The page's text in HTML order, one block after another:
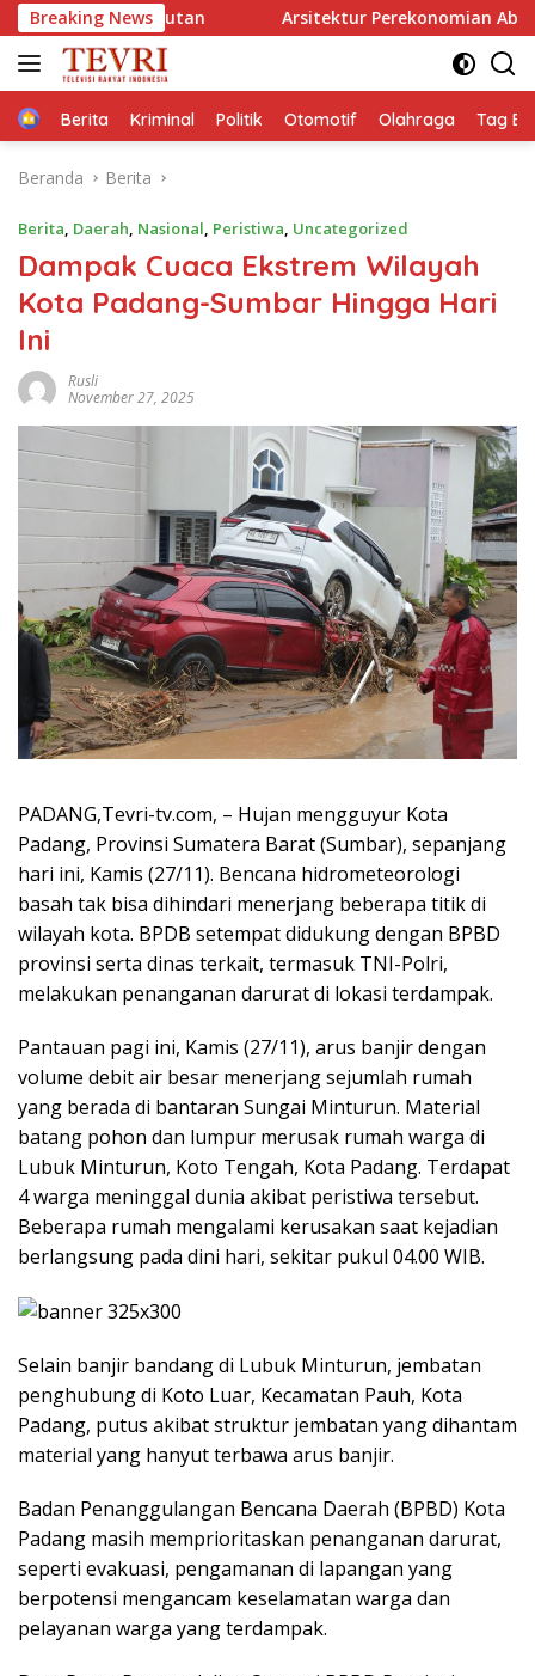
Langsung
ke
konten
Breaking NewsArsitektur Perekonomian Abad ke-21,
HomeBerita Kriminal Politik Otomotif Olahraga Tag
Beranda Berita
Berita, Daerah, Nasional, Peristiwa, Uncategorized
Dampak Cuaca Ekstrem Wilayah
Kota Padang-Sumbar Hingga Hari
Ini
Rusli
November 27, 2025
PADANG,Tevri-tv.com, – Hujan mengguyur Kota
Padang, Provinsi Sumatera Barat (Sumbar), sepanjang
hari ini, Kamis (27/11). Bencana hidrometeorologi
basah tak bisa dihindari menerjang beberapa titik di
wilayah kota. BPDB setempat didukung dengan BPBD
provinsi serta dinas terkait, termasuk TNI-Polri,
melakukan penanganan darurat di lokasi terdampak.
Pantauan pagi ini, Kamis (27/11), arus banjir dengan
volume debit air besar menerjang sejumlah rumah
yang berada di bantaran Sungai Minturun. Material
batang pohon dan lumpur merusak rumah warga di
Lubuk Minturun, Koto Tengah, Kota Padang. Terdapat
4 warga meninggal dunia akibat peristiwa tersebut.
Beberapa rumah mengalami kerusakan saat kejadian
berlangsung pada dini hari, sekitar pukul 04.00 WIB.
Selain banjir bandang di Lubuk Minturun, jembatan
penghubung di Koto Luar, Kecamatan Pauh, Kota
Padang, putus akibat struktur jembatan yang dihantam
material yang hanyut terbawa arus banjir.
Badan Penanggulangan Bencana Daerah (BPBD) Kota
Padang masih memprioritaskan penanganan darurat,
seperti evakuasi, pengamanan di lapangan yang
berpotensi mengancam keselamatan warga dan
pelayanan warga yang terdampak.